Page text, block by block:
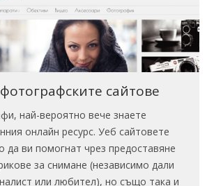
сайтове
най-вероятно вече знаете
онлайн ресурс. Уеб сайтовете
да ви помогнат чрез предоставяне
за снимане (независимо дали
или любител), но също така и